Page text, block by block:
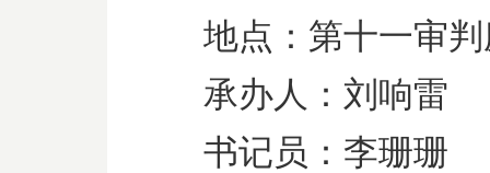
地点：第十一审
承办人：刘响雷
书记员：李珊珊